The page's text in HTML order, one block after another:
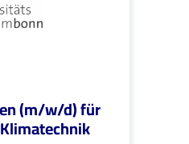
(m/w/d) für